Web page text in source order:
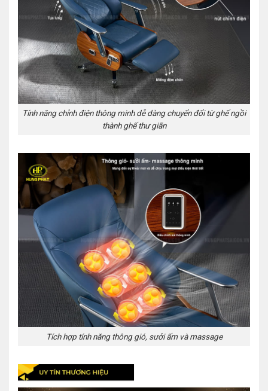
Tính năng chỉnh điện thông minh dễ dàng chuyển đổi từ ghế ngồi
thành ghế thư giãn
Tích hợp tính năng thông gió, sưởi ấm và massage